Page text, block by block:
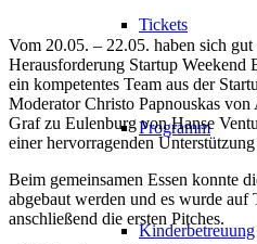
Tickets
Programm
Kinderbetreuung
Vom 20.05. – 22.05. haben sich
Herausforderung Startup Weekend
ein kompetentes Team aus der
Moderator Christo Papnouskas
Graf zu Eulenburg von Hanse
einer hervorragenden
Beim gemeinsamen Essen konnte
abgebaut werden und es wurde auf
anschließend die ersten Pitches.